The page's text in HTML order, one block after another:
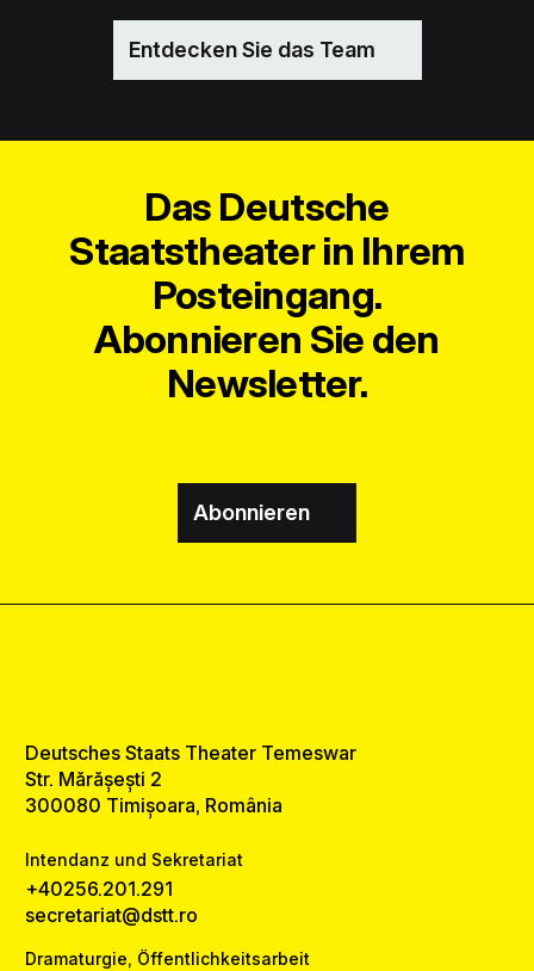
Entdecken Sie das Team
Das Deutsche
Staatstheater in Ihrem
Posteingang.
Abonnieren Sie den
Newsletter.
Abonnieren
Deutsches Staats Theater Temeswar
Str. Mărășești 2
300080 Timișoara, România
Intendanz und Sekretariat
+40256.201.291
secretariat@dstt.ro
Dramaturgie, Öffentlichkeitsarbeit